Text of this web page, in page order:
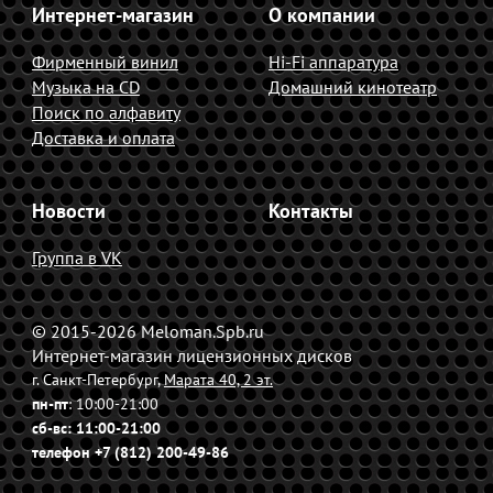
Интернет-магазин
Фирменный винил
Музыка на CD
Поиск по алфавиту
Доставка и оплата
О компании
Hi-Fi аппаратура
Домашний кинотеатр
Новости
Группа в VK
Контакты
© 2015-2026 Meloman.Spb.ru
Интернет-магазин лицензионных дисков
г. Санкт-Петербург,Марата 40, 2 эт.
пн-пт: 10:00-21:00
сб-вс: 11:00-21:00
телефон +7 (812) 200-49-86